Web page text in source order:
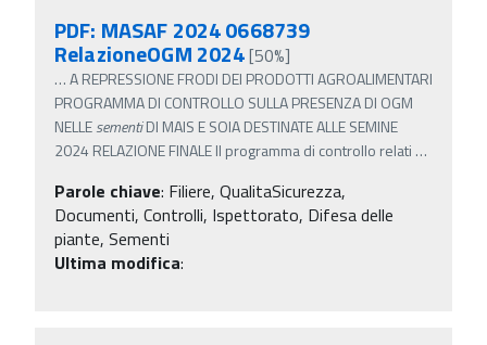
PDF: MASAF 2024 0668739
RelazioneOGM 2024[50%]
…A REPRESSIONE FRODI DEI PRODOTTI AGROALIMENTARI
PROGRAMMA DI CONTROLLO SULLA PRESENZA DI OGM
NELLEsementiDI MAIS E SOIA DESTINATE ALLE SEMINE
2024 RELAZIONE FINALE Il programma di controllo relati …
Parole chiave: Filiere, QualitaSicurezza,
Documenti, Controlli, Ispettorato, Difesa delle
piante, Sementi
Ultima modifica: